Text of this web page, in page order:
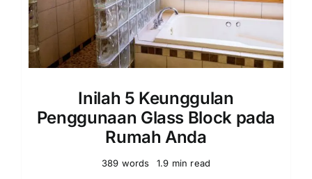
Inilah 5 Keunggulan
Penggunaan Glass Block pada
Rumah Anda
389 words 1.9 min read